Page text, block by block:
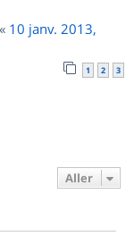
« 10 janv. 2013,
1 2 3
Aller